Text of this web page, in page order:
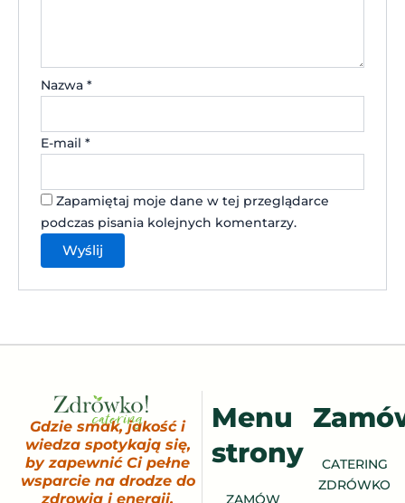
Nazwa*
E-mail*
Zapamiętaj moje dane w tej przeglądarce
podczas pisania kolejnych komentarzy.
Gdzie smak, jakość i
wiedza spotykają się,
by zapewnić Ci pełne
wsparcie na drodze do
zdrowia i energii.
Menu
strony
ZAMÓW
CATERING
ZDRÓWKO